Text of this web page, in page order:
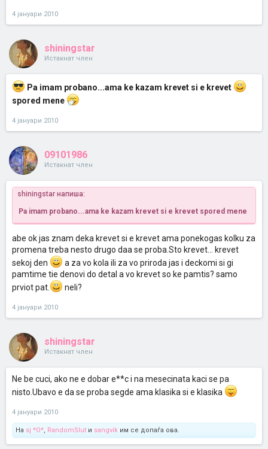
4 јануари 2010
shiningstar
Истакнат член
Pa imam probano...ama ke kazam krevet si e krevet
spored mene
4 јануари 2010
09101986
Истакнат член
shiningstar напиша:
Pa imam probano...ama ke kazam krevet si e krevet spored mene
abe ok jas znam deka krevet si e krevet ama ponekogas kolku za
promena treba nesto drugo daa se proba.Sto krevet... krevet
sekoj den
a za vo kola ili za vo priroda jas i deckomi si gi
pamtime tie denovi do detal a vo krevet so ke pamtis? samo
prviot pat.
neli?
4 јануари 2010
shiningstar
Истакнат член
Ne be cuci, ako ne e dobar e**c i na mesecinata kaci se pa
nisto.Ubavo e da se proba segde ama klasika si e klasika
4 јануари 2010
На sj *O*, RandomSlut и sangvik им се допаѓа ова.